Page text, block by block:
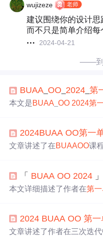
wujizeze 老师
建议围绕你的设计思
而不只是简单介绍每
2024-04-21
——
BUAA OO 2024 _第
本文是BUAA _OO 2024第
了面向对象思想，代码践
和优化算法待改进的问题。
2024BUAA OO第一
文章讲述了在BUAAOO课
算。作业内容包括Lexer和
实现，以及优化性能的方
「 BUAA OO 2024
本文详细描述了作者在第一
数、指数函数和求导操作
要性及复杂度控制，指出
2024 BUAA OO 第一
文章讲述了作者在三次迭